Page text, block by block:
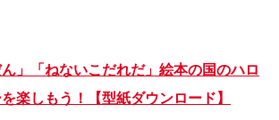
ん」「ねないこだれだ」絵本の国のハロ
楽しもう！【型紙ダウンロード】